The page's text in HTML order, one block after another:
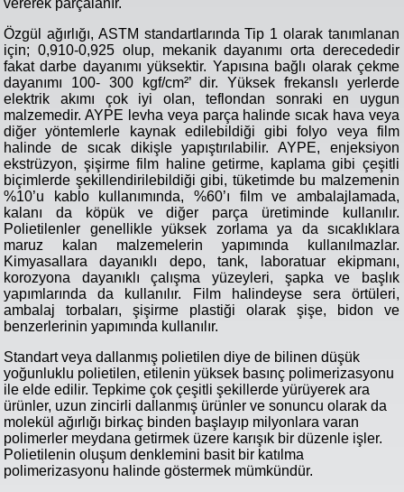
Özgül ağırlığı, ASTM standartlarında Tip 1 olarak tanımlanan
için; 0,910-0,925 olup, mekanik dayanımı orta derecededir
fakat darbe dayanımı yüksektir. Yapısına bağlı olarak çekme
dayanımı 100- 300 kgf/cm²’ dir. Yüksek frekanslı yerlerde
elektrik akımı çok iyi olan, teflondan sonraki en uygun
malzemedir. AYPE levha veya parça halinde sıcak hava veya
diğer yöntemlerle kaynak edilebildiği gibi folyo veya film
halinde de sıcak dikişle yapıştırılabilir. AYPE, enjeksiyon
ekstrüzyon, şişirme film haline getirme, kaplama gibi çeşitli
biçimlerde şekillendirilebildiği gibi, tüketimde bu malzemenin
%10’u kablo kullanımında, %60’ı film ve ambalajlamada,
kalanı da köpük ve diğer parça üretiminde kullanılır.
Polietilenler genellikle yüksek zorlama ya da sıcaklıklara
maruz kalan malzemelerin yapımında kullanılmazlar.
Kimyasallara dayanıklı depo, tank, laboratuar ekipmanı,
korozyona dayanıklı çalışma yüzeyleri, şapka ve başlık
yapımlarında da kullanılır. Film halindeyse sera örtüleri,
ambalaj torbaları, şişirme plastiği olarak şişe, bidon ve
benzerlerinin yapımında kullanılır.
Standart veya dallanmış polietilen diye de bilinen düşük
yoğunluklu polietilen, etilenin yüksek basınç polimerizasyonu
ile elde edilir. Tepkime çok çeşitli şekillerde yürüyerek ara
ürünler, uzun zincirli dallanmış ürünler ve sonuncu olarak da
molekül ağırlığı birkaç binden başlayıp milyonlara varan
polimerler meydana getirmek üzere karışık bir düzenle işler.
Polietilenin oluşum denklemini basit bir katılma
polimerizasyonu halinde göstermek mümkündür.